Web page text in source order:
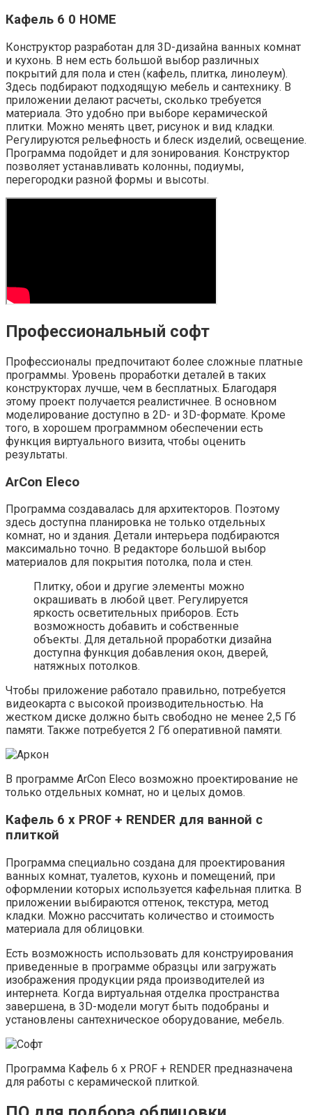
Кафель 6 0 HOME
Конструктор разработан для 3D-дизайна ванных комнат
и кухонь. В нем есть большой выбор различных
покрытий для пола и стен (кафель, плитка, линолеум).
Здесь подбирают подходящую мебель и сантехнику. В
приложении делают расчеты, сколько требуется
материала. Это удобно при выборе керамической
плитки. Можно менять цвет, рисунок и вид кладки.
Регулируются рельефность и блеск изделий, освещение.
Программа подойдет и для зонирования. Конструктор
позволяет устанавливать колонны, подиумы,
перегородки разной формы и высоты.
Профессиональный софт
Профессионалы предпочитают более сложные платные
программы. Уровень проработки деталей в таких
конструкторах лучше, чем в бесплатных. Благодаря
этому проект получается реалистичнее. В основном
моделирование доступно в 2D- и 3D-формате. Кроме
того, в хорошем программном обеспечении есть
функция виртуального визита, чтобы оценить
результаты.
ArCon Eleco
Программа создавалась для архитекторов. Поэтому
здесь доступна планировка не только отдельных
комнат, но и здания. Детали интерьера подбираются
максимально точно. В редакторе большой выбор
материалов для покрытия потолка, пола и стен.
Плитку, обои и другие элементы можно
окрашивать в любой цвет. Регулируется
яркость осветительных приборов. Есть
возможность добавить и собственные
объекты. Для детальной проработки дизайна
доступна функция добавления окон, дверей,
натяжных потолков.
Чтобы приложение работало правильно, потребуется
видеокарта с высокой производительностью. На
жестком диске должно быть свободно не менее 2,5 Гб
памяти. Также потребуется 2 Гб оперативной памяти.
В программе ArCon Eleco возможно проектирование не
только отдельных комнат, но и целых домов.
Кафель 6 х PROF + RENDER для ванной с
плиткой
Программа специально создана для проектирования
ванных комнат, туалетов, кухонь и помещений, при
оформлении которых используется кафельная плитка. В
приложении выбираются оттенок, текстура, метод
кладки. Можно рассчитать количество и стоимость
материала для облицовки.
Есть возможность использовать для конструирования
приведенные в программе образцы или загружать
изображения продукции ряда производителей из
интернета. Когда виртуальная отделка пространства
завершена, в 3D-модели могут быть подобраны и
установлены сантехническое оборудование, мебель.
Программа Кафель 6 х PROF + RENDER предназначена
для работы с керамической плиткой.